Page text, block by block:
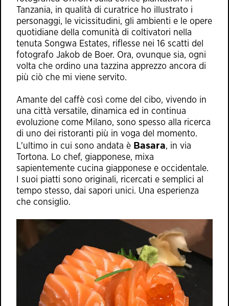
Tanzania, in qualità di curatrice ho illustrato i
personaggi, le vicissitudini, gli ambienti e le opere
quotidiane della comunità di coltivatori nella
tenuta Songwa Estates, riflesse nei 16 scatti del
fotografo Jakob de Boer. Ora, ovunque sia, ogni
volta che ordino una tazzina apprezzo ancora di
più ciò che mi viene servito.
Amante del caffè così come del cibo, vivendo in
una città versatile, dinamica ed in continua
evoluzione come Milano, sono spesso alla ricerca
di uno dei ristoranti più in voga del momento.
L'ultimo in cui sono andata è Basara, in via
Tortona. Lo chef, giapponese, mixa
sapientemente cucina giapponese e occidentale.
I suoi piatti sono originali, ricercati e semplici al
tempo stesso, dai sapori unici. Una esperienza
che consiglio.